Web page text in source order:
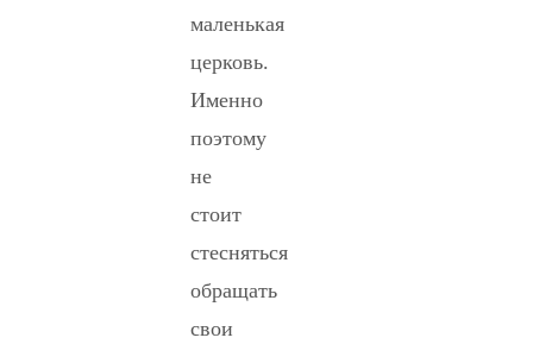
маленькая
церковь.
Именно
поэтому
не
стоит
стесняться
обращать
свои